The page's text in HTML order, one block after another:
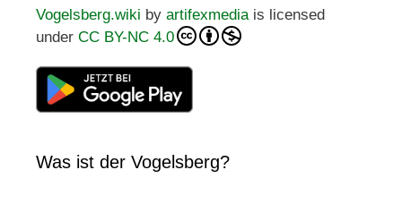
Vogelsberg.wiki by artifexmediais licensed
under CC BY-NC 4.0
Was ist der Vogelsberg?